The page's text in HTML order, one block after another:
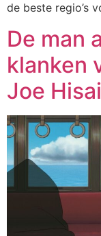
de beste regio’s
De man
klanken
Joe